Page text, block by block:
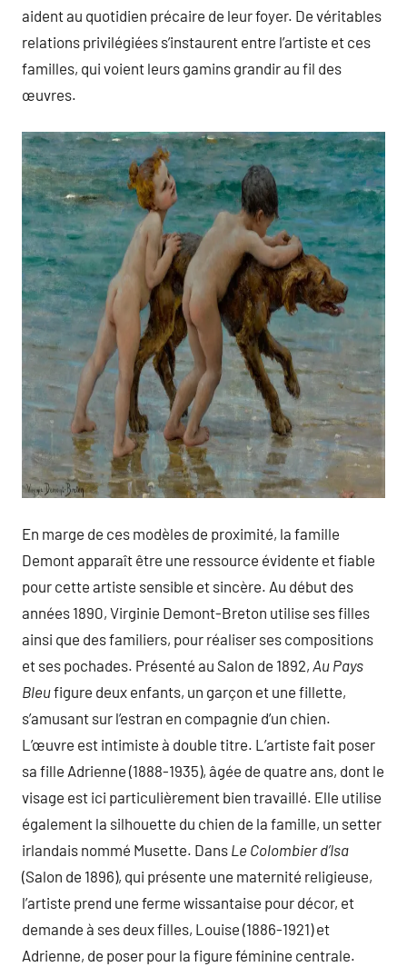
aident au quotidien précaire de leur foyer. De véritables
relations privilégiées s’instaurent entre l’artiste et ces
familles, qui voient leurs gamins grandir au fil des
œuvres.
En marge de ces modèles de proximité, la famille
Demont apparaît être une ressource évidente et fiable
pour cette artiste sensible et sincère. Au début des
années 1890, Virginie Demont-Breton utilise ses filles
ainsi que des familiers, pour réaliser ses compositions
et ses pochades. Présenté au Salon de 1892, Au Pays
Bleufigure deux enfants, un garçon et une fillette,
s’amusant sur l’estran en compagnie d’un chien.
L’œuvre est intimiste à double titre. L’artiste fait poser
sa fille Adrienne (1888-1935), âgée de quatre ans, dont le
visage est ici particulièrement bien travaillé. Elle utilise
également la silhouette du chien de la famille, un setter
irlandais nommé Musette. Dans Le Colombier d’Isa
(Salon de 1896), qui présente une maternité religieuse,
l’artiste prend une ferme wissantaise pour décor, et
demande à ses deux filles, Louise (1886-1921) et
Adrienne, de poser pour la figure féminine centrale.